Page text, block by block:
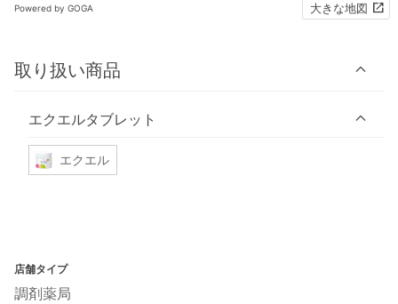
Powered by GOGA 大きな地図
取り扱い商品
エクエルタブレット
エクエル
店舗タイプ
調剤薬局